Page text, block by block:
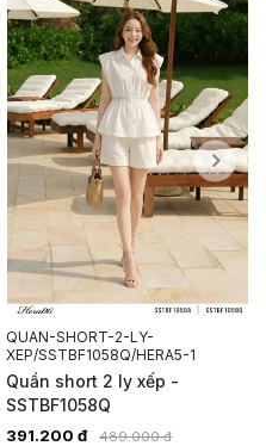
QUAN-SHORT-2-LY-
XEP/SSTBF1058Q/HERA5-1
Quần short 2 ly xếp -
SSTBF1058Q
391.200 đ 489.000 đ